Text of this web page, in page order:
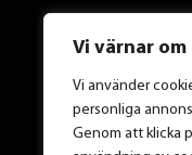
Vi värnar
Vi använder
personliga
Genom att klicka